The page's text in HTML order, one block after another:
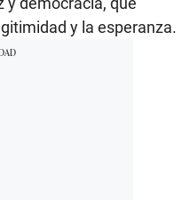
y la esperanza.